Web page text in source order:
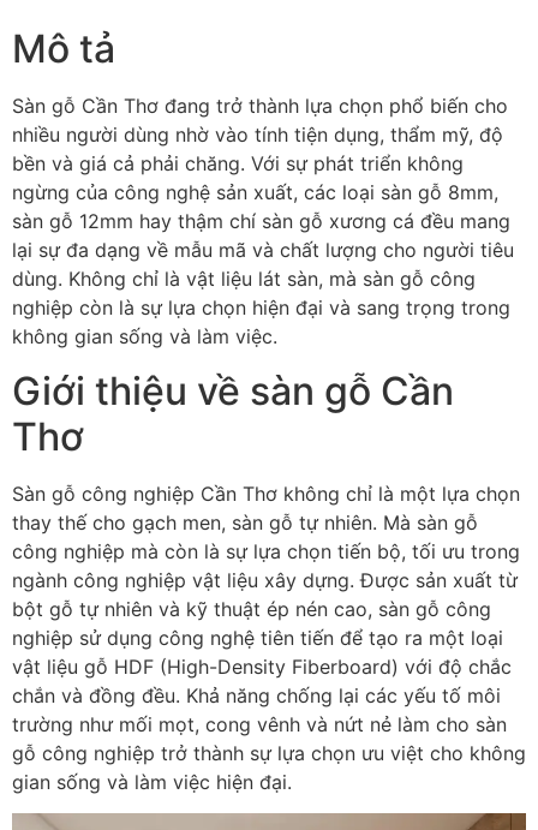
Mô tả
Sàn gỗ Cần Thơ đang trở thành lựa chọn phổ biến cho
nhiều người dùng nhờ vào tính tiện dụng, thẩm mỹ, độ
bền và giá cả phải chăng. Với sự phát triển không
ngừng của công nghệ sản xuất, các loại sàn gỗ 8mm,
sàn gỗ 12mm hay thậm chí sàn gỗ xương cá đều mang
lại sự đa dạng về mẫu mã và chất lượng cho người tiêu
dùng. Không chỉ là vật liệu lát sàn, mà sàn gỗ công
nghiệp còn là sự lựa chọn hiện đại và sang trọng trong
không gian sống và làm việc.
Giới thiệu về sàn gỗ Cần
Thơ
Sàn gỗ công nghiệp Cần Thơ không chỉ là một lựa chọn
thay thế cho gạch men, sàn gỗ tự nhiên. Mà sàn gỗ
công nghiệp mà còn là sự lựa chọn tiến bộ, tối ưu trong
ngành công nghiệp vật liệu xây dựng. Được sản xuất từ
bột gỗ tự nhiên và kỹ thuật ép nén cao, sàn gỗ công
nghiệp sử dụng công nghệ tiên tiến để tạo ra một loại
vật liệu gỗ HDF (High-Density Fiberboard) với độ chắc
chắn và đồng đều. Khả năng chống lại các yếu tố môi
trường như mối mọt, cong vênh và nứt nẻ làm cho sàn
gỗ công nghiệp trở thành sự lựa chọn ưu việt cho không
gian sống và làm việc hiện đại.